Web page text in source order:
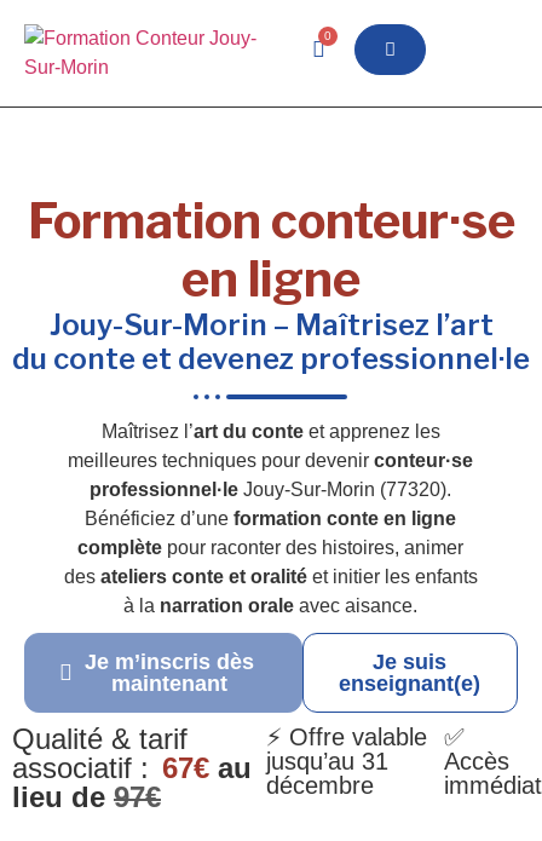
0
Formation conteur·se
en ligne
Jouy-Sur-Morin – Maîtrisez l’art
du conte et devenez professionnel·le
Maîtrisez l’art du conteet apprenez les
meilleures techniques pour devenirconteur·se
professionnel·le Jouy-Sur-Morin (77320).
Bénéficiez d’uneformation conte en ligne
complète pour raconter des histoires, animer
des ateliers conte et oralitéet initier les enfants
à la narration orale avec aisance.
Je m’inscris dès
maintenant
Je suis
enseignant(e)
Qualité & tarif
associatif : 67€ au
lieu de 97€
⚡ Offre valable
jusqu’au 31
décembre
✅
Accès
immédiat